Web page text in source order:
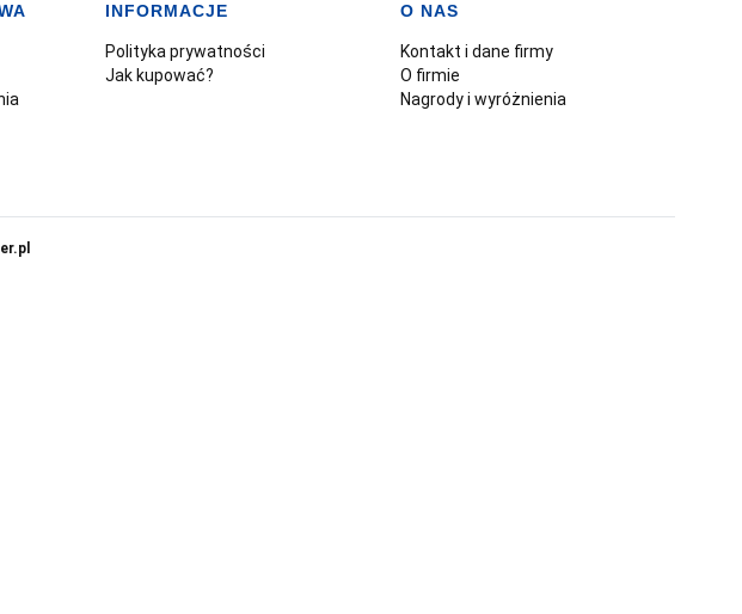
INFORMACJE
Polityka prywatności
Jak kupować?
O NAS
Kontakt i dane firmy
O firmie
Nagrody i wyróżnienia